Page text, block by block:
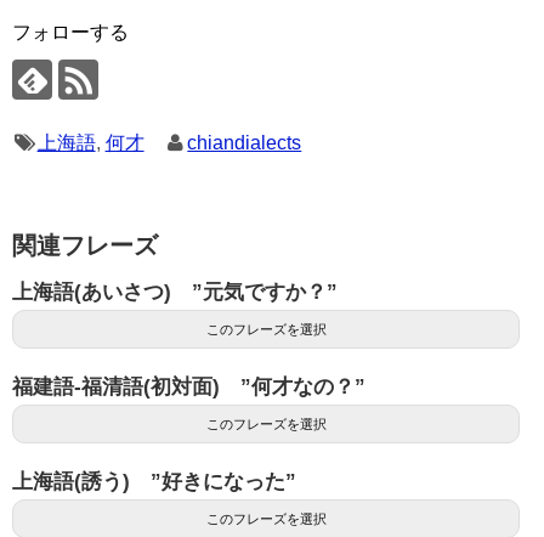
フォローする
上海語, 何才 chiandialects
関連フレーズ
上海語(あいさつ) ”元気ですか？”
このフレーズを選択
福建語-福清語(初対面) ”何才なの？”
このフレーズを選択
上海語(誘う) ”好きになった”
このフレーズを選択